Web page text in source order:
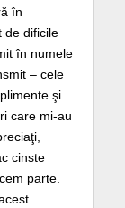
în
de dificile
în numele
– cele
şi
care mi-au
cinste
parte.